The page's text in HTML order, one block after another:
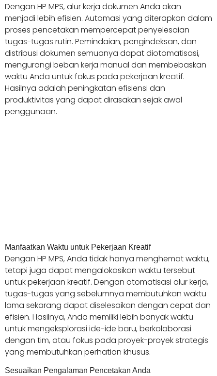
Dengan HP MPS, alur kerja dokumen Anda akan
menjadi lebih efisien. Automasi yang diterapkan dalam
proses pencetakan mempercepat penyelesaian
tugas-tugas rutin. Pemindaian, pengindeksan, dan
distribusi dokumen semuanya dapat diotomatisasi,
mengurangi beban kerja manual dan membebaskan
waktu Anda untuk fokus pada pekerjaan kreatif.
Hasilnya adalah peningkatan efisiensi dan
produktivitas yang dapat dirasakan sejak awal
penggunaan.
Manfaatkan Waktu untuk Pekerjaan Kreatif
Dengan HP MPS, Anda tidak hanya menghemat waktu,
tetapi juga dapat mengalokasikan waktu tersebut
untuk pekerjaan kreatif. Dengan otomatisasi alur kerja,
tugas-tugas yang sebelumnya membutuhkan waktu
lama sekarang dapat diselesaikan dengan cepat dan
efisien. Hasilnya, Anda memiliki lebih banyak waktu
untuk mengeksplorasi ide-ide baru, berkolaborasi
dengan tim, atau fokus pada proyek-proyek strategis
yang membutuhkan perhatian khusus.
Sesuaikan Pengalaman Pencetakan Anda